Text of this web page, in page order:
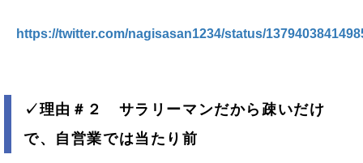
https://twitter.com/nagisasan1234/status/
✓理由＃２ サラリーマンだから疎いだけ
で、自営業では当たり前